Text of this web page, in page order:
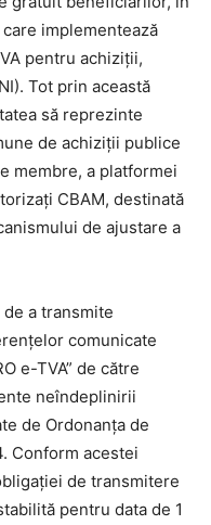
implementează
pentru achiziții,
Tot prin această
să reprezinte
de achiziții publice
membre, a platformei
CBAM, destinată
de ajustare a
a transmite
comunicate
e-TVA” de către
neîndeplinirii
de Ordonanța de
Conform acestei
de transmitere
pentru data de 1